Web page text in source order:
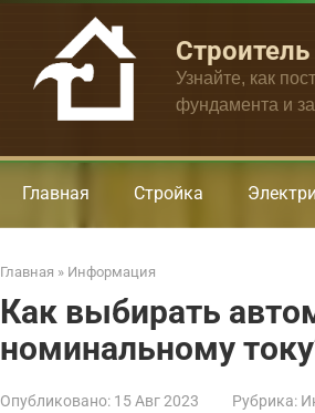
Узнайте, как
фундамента и
Главная Стройка
Главная » Информация
Как выбирать
номинальному
Опубликовано: 15 Авг 2023 Рубрика: